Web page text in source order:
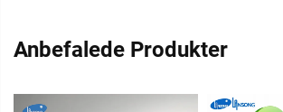
Anbefalede Produkter